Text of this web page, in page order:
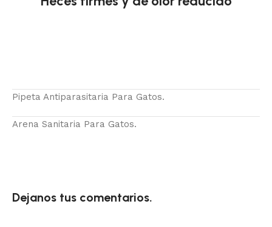
Pipeta Antiparasitaria Para Gatos.
Arena Sanitaria Para Gatos.
Dejanos tus comentarios.